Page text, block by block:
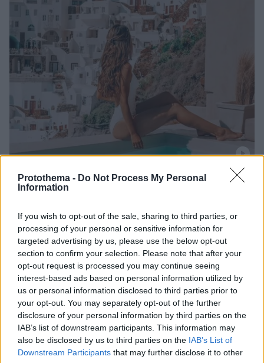
Protothema - Do Not Process My Personal
Information
If you wish to opt-out of the sale, sharing to third parties, or
processing of your personal or sensitive information for
targeted advertising by us, please use the below opt-out
section to confirm your selection. Please note that after your
opt-out request is processed you may continue seeing
interest-based ads based on personal information utilized by
us or personal information disclosed to third parties prior to
your opt-out. You may separately opt-out of the further
disclosure of your personal information by third parties on the
IAB’s list of downstream participants. This information may
also be disclosed by us to third parties on the IAB’s List of
Downstream Participants that may further disclose it to other
Η «μάχη» για μία φωτογραφία στη Σαντορίνη -
ενσταντανέ
Η Lucy Tranos μπορεί να διαφημίζει τα ελληνικά
κυκλαδίτικα νησιά στο Instagram αλλά δείχνει την
πραγματικότητα όταν κάποιος θέλει να τραβήξει μια
αναμνηστική φωτογραφία στα πιο δημοφιλή μέρη της
Σαντορίνης
13.06.2022, 12:01